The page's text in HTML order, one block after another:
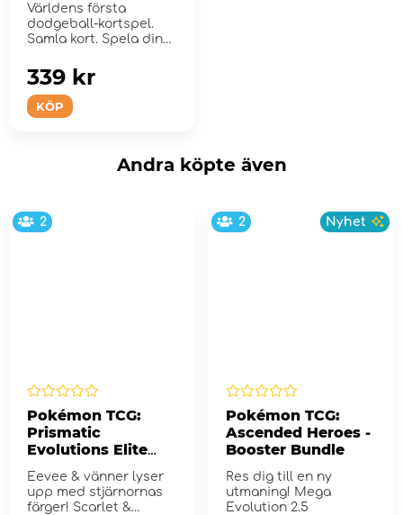
Världens första
dodgeball-kortspel.
Samla kort. Spela din
KÖP
339 kr
Andra köpte även
2
Pokémon TCG:
Prismatic
Evolutions Elite
Trainer Box
Eevee & vänner lyser
upp med stjärnornas
färger! Scarlet &
2 Nyhet
Pokémon TCG:
Ascended Heroes -
Booster Bundle
Res dig till en ny
utmaning! Mega
Evolution 2.5